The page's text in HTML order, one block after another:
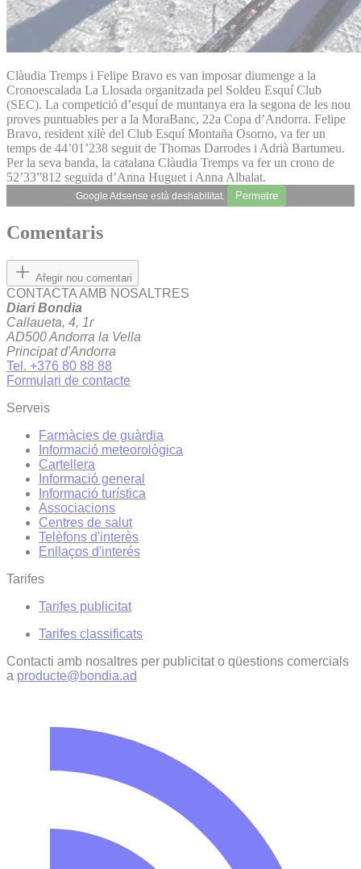
Clàudia Tremps i Felipe Bravo es van imposar diumenge a la
Cronoescalada La Llosada organitzada pel Soldeu Esquí Club
(SEC). La competició d’esquí de muntanya era la segona de les nou
proves puntuables per a la MoraBanc, 22a Copa d’Andorra. Felipe
Bravo, resident xilè del Club Esquí Montaña Osorno, va fer un
temps de 44’01’238 seguit de Thomas Darrodes i Adrià Bartumeu.
Per la seva banda, la catalana Clàudia Tremps va fer un crono de
52’33”812 seguida d’Anna Huguet i Anna Albalat.
Google Adsense està deshabilitat. Permetre
Comentaris
Afegir nou comentari
CONTACTA AMB NOSALTRES
Diari Bondia
Callaueta, 4, 1r
AD500 Andorra la Vella
Principat d'Andorra
Tel. +376 80 88 88
Formulari de contacte
Serveis
Farmàcies de guàrdia
Informació meteorològica
Cartellera
Informació general
Informació turística
Associacions
Centres de salut
Telèfons d'interès
Enllaços d'interés
Tarifes
Tarifes publicitat
Tarifes classificats
Contacti amb nosaltres per publicitat o qüestions comercials
a producte@bondia.ad